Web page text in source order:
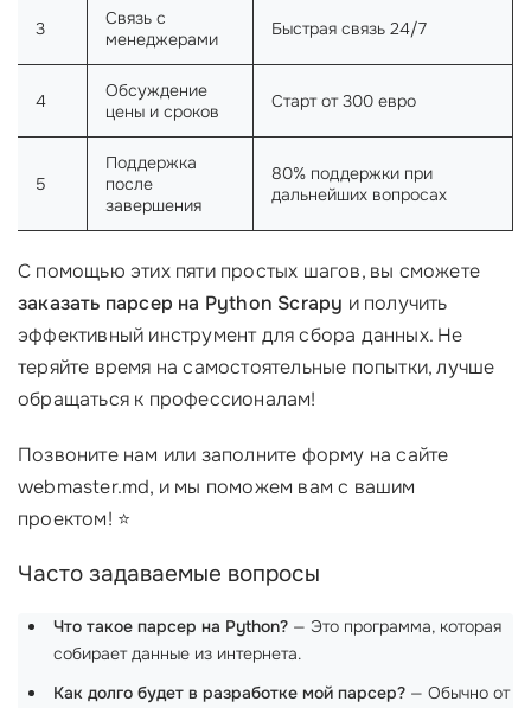
3
Связь с
менеджерами
Быстрая связь 24/7
4
Обсуждение
цены и сроков
Старт от 300 евро
5
Поддержка
после
завершения
80% поддержки при
дальнейших вопросах
С помощью этих пяти простых шагов, вы сможете
заказать парсер на Python Scrapy и получить
эффективный инструмент для сбора данных. Не
теряйте время на самостоятельные попытки, лучше
обращаться к профессионалам!
Позвоните нам или заполните форму на сайте
webmaster.md, и мы поможем вам с вашим
проектом! ⭐
Часто задаваемые вопросы
Что такое парсер на Python? — Это программа, которая
собирает данные из интернета.
Как долго будет в разработке мой парсер? — Обычно от